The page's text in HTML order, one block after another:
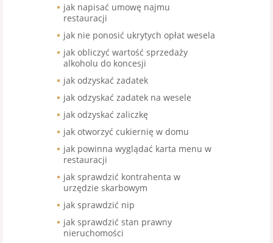
jak napisać umowę najmu
restauracji
jak nie ponosić ukrytych opłat wesela
jak obliczyć wartość sprzedaży
alkoholu do koncesji
jak odzyskać zadatek
jak odzyskać zadatek na wesele
jak odzyskać zaliczkę
jak otworzyć cukiernię w domu
jak powinna wyglądać karta menu w
restauracji
jak sprawdzić kontrahenta w
urzędzie skarbowym
jak sprawdzić nip
jak sprawdzić stan prawny
nieruchomości